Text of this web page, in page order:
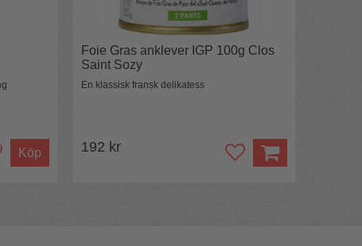
Köp
Foie Gras anklever IGP 100g Clos
Saint Sozy
En klassisk fransk delikatess
192 kr